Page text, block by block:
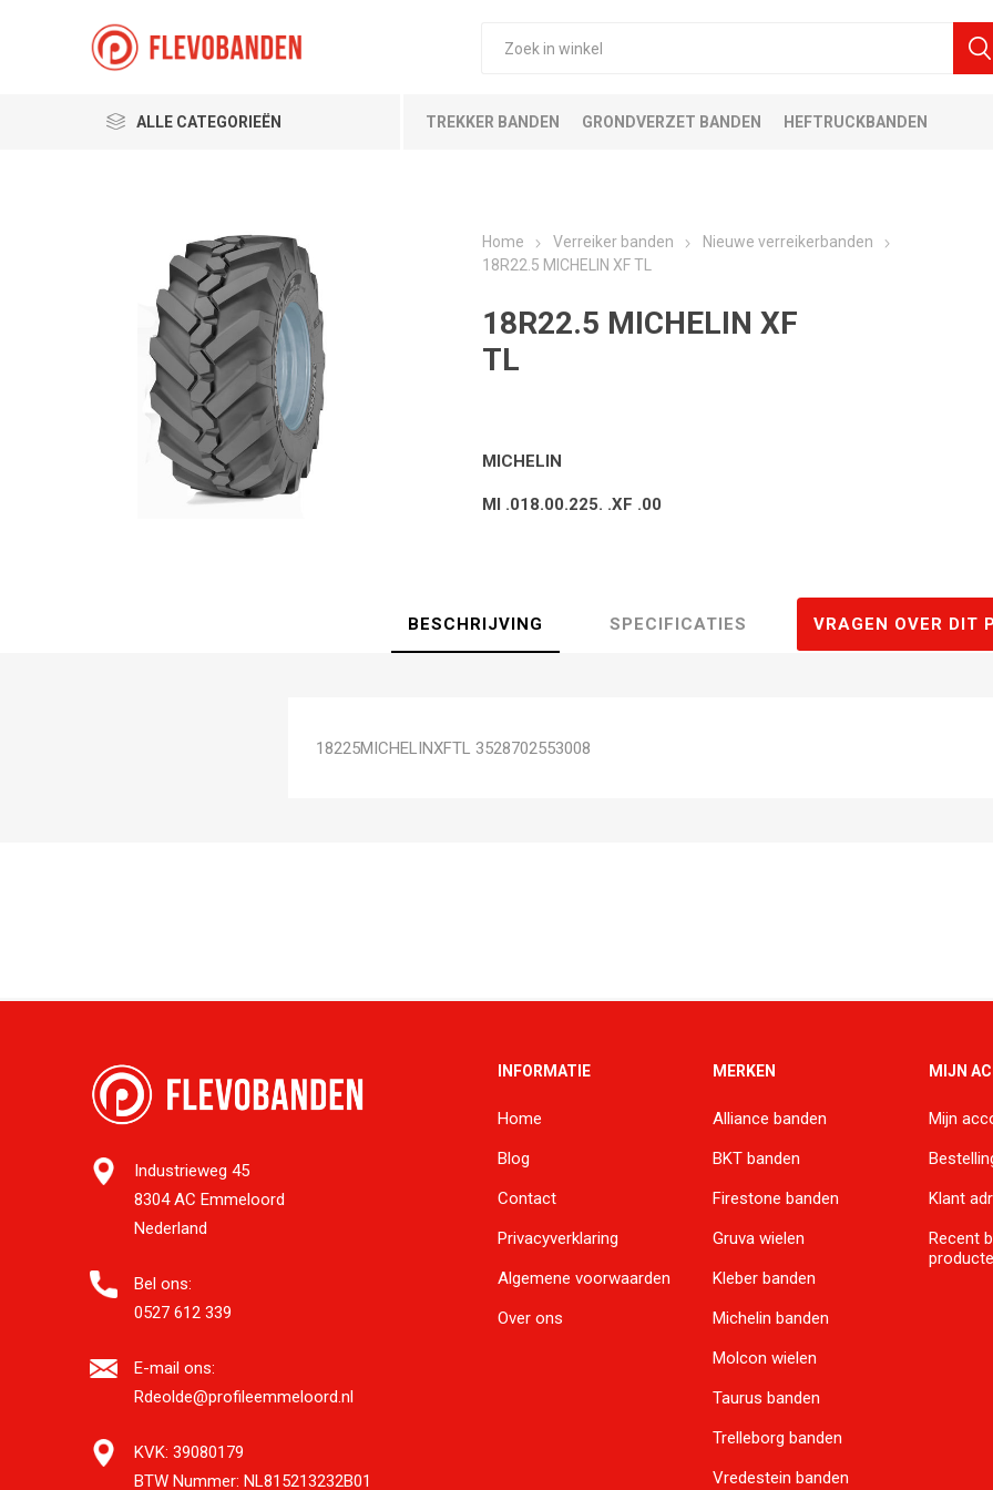
ALLE CATEGORIEËN TREKKER BANDEN GRONDVERZET BANDEN HEFTRUCKBANDEN
Home Verreiker banden
Nieuwe verreikerbanden
18R22.5 MICHELIN XF TL
18R22.5 MICHELIN XF
TL
MICHELIN
MI .018.00.225. .XF .00
BESCHRIJVING SPECIFICATIES VRAGEN OVER DIT
18225MICHELINXFTL 3528702553008
Industrieweg 45
8304 AC Emmeloord
Nederland
Bel ons:
0527 612 339
E-mail ons:
Rdeolde@profileemmeloord.nl
KVK: 39080179
BTW Nummer: NL815213232B01
INFORMATIE
Home
Blog
Contact
Privacyverklaring
Algemene voorwaarden
Over ons
MERKEN
Alliance banden
BKT banden
Firestone banden
Gruva wielen
Kleber banden
Michelin banden
Molcon wielen
Taurus banden
Trelleborg banden
Vredestein banden
MIJN
Mijn
Klant
Recent